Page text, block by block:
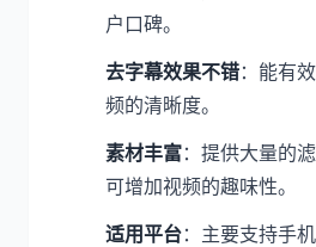
户口碑。
去字幕效果不错：能有
频的清晰度。
素材丰富：提供大量的
可增加视频的趣味性。
适用平台：主要支持手